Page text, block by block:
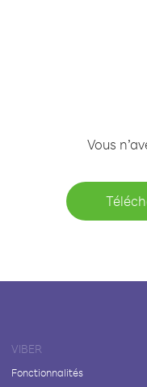
Vous
VIBER
Fonctionnalités